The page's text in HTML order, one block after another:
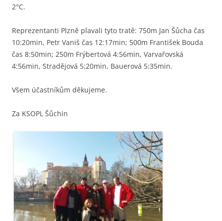
2°C.
Reprezentanti Plzně plavali tyto tratě: 750m Jan Šůcha čas
10:20min, Petr Vaniš čas 12:17min; 500m František Bouda
čas 8:50min; 250m Frýbertová 4:56min, Varvařovská
4:56min, Stradějová 5:20min, Bauerová 5:35min.
Všem účastníkům děkujeme.
Za KSOPL Šůchin